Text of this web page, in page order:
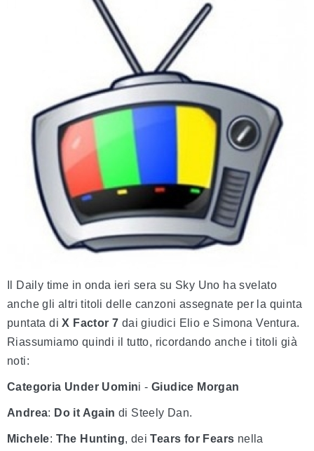
Il Daily time in onda ieri sera su Sky Uno ha svelato
anche gli altri titoli delle canzoni assegnate per la quinta
puntata diX Factor 7 dai giudici Elio e Simona Ventura.
Riassumiamo quindi il tutto, ricordando anche i titoli già
noti:
Categoria Under Uomini -Giudice Morgan
Andrea: Do it Again di Steely Dan.
Michele: The Hunting, deiTears for Fears nella